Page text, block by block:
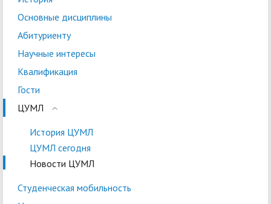
Основные дисциплины
Абитуриенту
Научные интересы
Квалификация
Гости
ЦУМЛ
История ЦУМЛ
ЦУМЛ сегодня
Новости ЦУМЛ
Студенческая мобильность